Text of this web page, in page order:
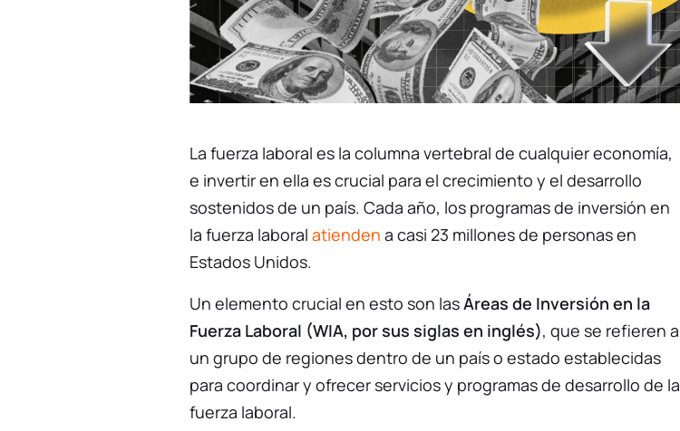
La fuerza laboral es la columna vertebral de cualquier economía,
e invertir en ella es crucial para el crecimiento y el desarrollo
sostenidos de un país. Cada año, los programas de inversión en
la fuerza laboral atienden a casi 23 millones de personas en
Estados Unidos.
Un elemento crucial en esto son lasÁreas de Inversión en la
Fuerza Laboral (WIA, por sus siglas en inglés), que se refieren a
un grupo de regiones dentro de un país o estado establecidas
para coordinar y ofrecer servicios y programas de desarrollo de la
fuerza laboral.